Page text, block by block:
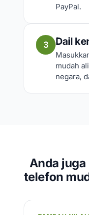
PayPal.
3 Dail
mudah
negara,
Anda
telefon